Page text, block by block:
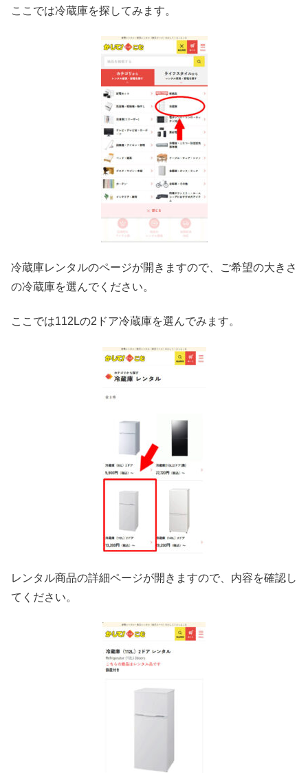
ここでは冷蔵庫を探してみます。
冷蔵庫レンタルのページが開きますので、ご希望の大きさ
の冷蔵庫を選んでください。
ここでは112Lの2ドア冷蔵庫を選んでみます。
レンタル商品の詳細ページが開きますので、内容を確認し
てください。